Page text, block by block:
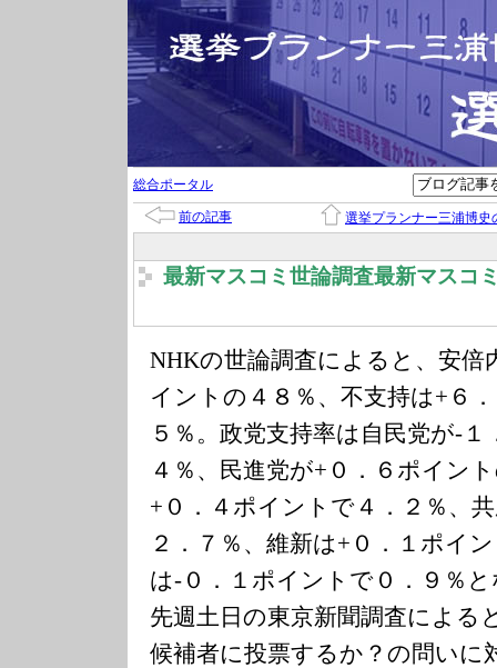
総合ポータル
前の記事 選挙プランナー三浦博史
最新マスコミ世論調査最新マスコ
NHKの世論調査によると、安倍
イントの４８％、不支持は+６
５％。政党支持率は自民党が-
４％、民進党が+０．６ポイン
+０．４ポイントで４．２％、
２．７％、維新は+０．１ポイ
は-０．１ポイントで０．９％
先週土日の東京新聞調査による
候補者に投票するか？の問いに